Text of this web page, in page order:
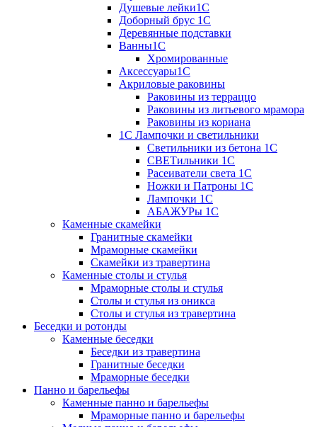
Душевые лейки1С
Доборный брус 1С
Деревянные подставки
Ванны1С
Хромированные
Аксессуары1С
Акриловые раковины
Раковины из терраццо
Раковины из литьевого мрамора
Раковины из кориана
1С Лампочки и светильники
Светильники из бетона 1С
СВЕТильники 1С
Расеиватели света 1С
Ножки и Патроны 1С
Лампочки 1С
АБАЖУРы 1С
Каменные скамейки
Гранитные скамейки
Мраморные скамейки
Скамейки из травертина
Каменные столы и стулья
Мраморные столы и стулья
Столы и стулья из оникса
Столы и стулья из травертина
Беседки и ротонды
Каменные беседки
Беседки из травертина
Гранитные беседки
Мраморные беседки
Панно и барельефы
Каменные панно и барельефы
Мраморные панно и барельефы